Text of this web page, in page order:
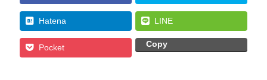
Hatena LINE
Pocket Copy